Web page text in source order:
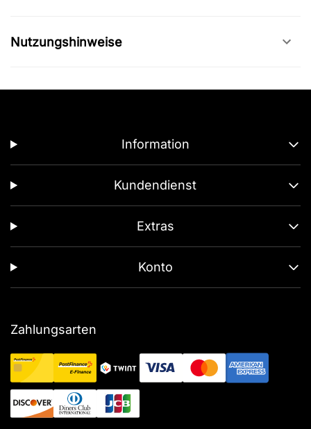
Nutzungshinweise
Information
Kundendienst
Extras
Konto
Zahlungsarten